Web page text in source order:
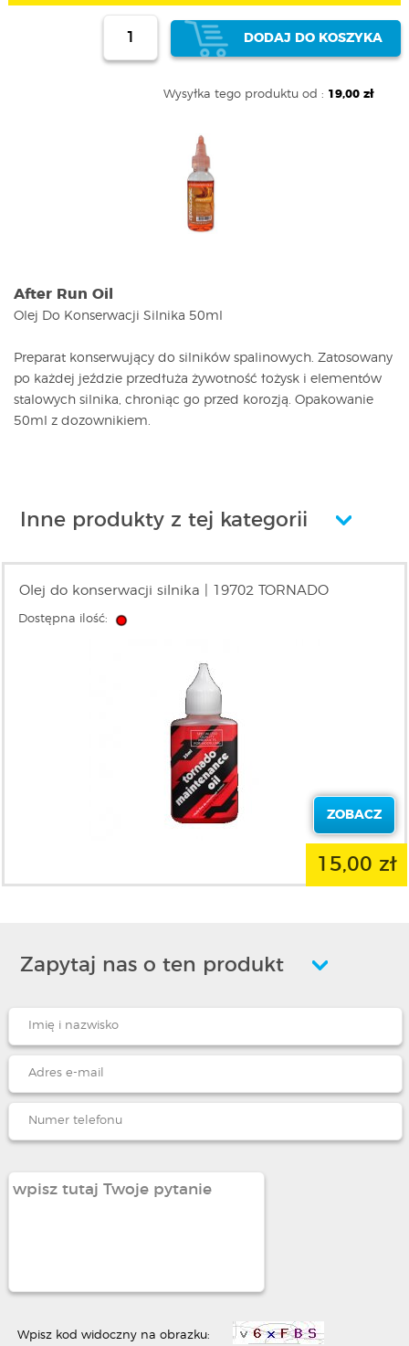
DODAJ DO KOSZYKA
Wysyłka tego produktu od : 19,00 zł
After Run Oil
Olej Do Konserwacji Silnika 50ml
Preparat konserwujący do silników spalinowych. Zatosowany
po każdej jeździe przedłuża żywotność łożysk i elementów
stalowych silnika, chroniąc go przed korozją. Opakowanie
50ml z dozownikiem.
Inne produkty z tej kategorii
Olej do konserwacji silnika | 19702 TORNADO
Dostępna ilość:
ZOBACZ
15,00 zł
Zapytaj nas o ten produkt
Wpisz kod widoczny na obrazku: